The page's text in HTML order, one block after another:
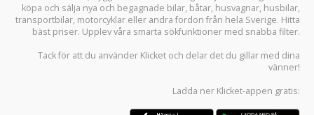
köpa och sälja nya och begagnade bilar, båtar, husvagnar, husbilar,
transportbilar, motorcyklar eller andra fordon från hela Sverige. Hitta
bäst priser. Upplev våra smarta sökfunktioner med snabba filter.
Tack för att du använder Klicket och delar det du gillar med dina
vänner!
Ladda ner Klicket-appen gratis: